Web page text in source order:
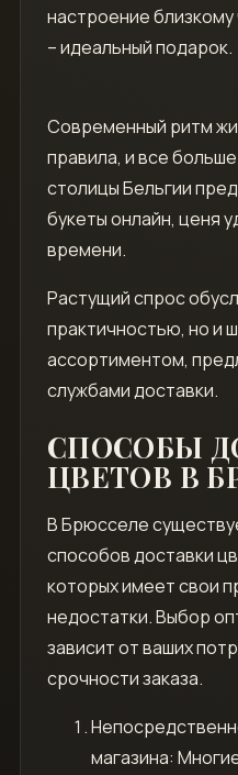
настроение
– идеальный подарок.
Современный ритм
правила, и все
столицы Бельгии
букеты онлайн, ценя
времени.
Растущий спрос
практичностью, но и
ассортиментом,
службами доставки.
СПОСОБЫ
ЦВЕТОВ В
В Брюсселе
способов доставки
которых имеет свои
недостатки. Выбор
зависит от ваших
срочности заказа.
магазина: